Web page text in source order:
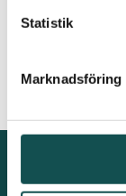
Statistik
Marknadsföring
Dela inlägget: